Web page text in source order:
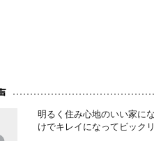
明るく住み心地のいい家に
けでキレイになってビック